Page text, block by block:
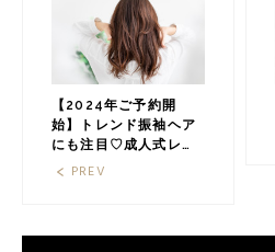
【2024年ご予約開
始】トレンド振袖ヘア
にも注目♡成人式レポ
2023［福岡の美容室
PREV